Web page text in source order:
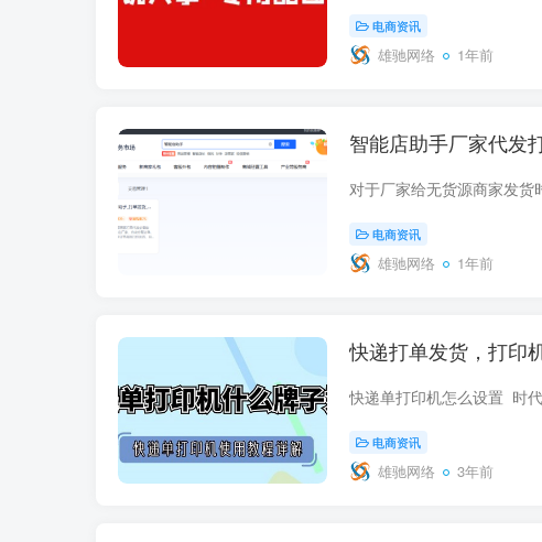
电商资讯
雄驰网络 1年前
智能店助手厂家代发
电商资讯
雄驰网络 1年前
快递打单发货，打印
电商资讯
雄驰网络 3年前